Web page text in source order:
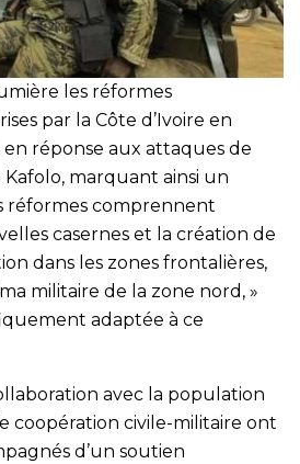
les réformes
par la Côte d’Ivoire en
réponse aux attaques de
Kafolo, marquant ainsi un
réformes comprennent
casernes et la création de
dans les zones frontalières,
militaire de la zone nord, »
adaptée à ce
avec la population
coopération civile-militaire ont
d’un soutien